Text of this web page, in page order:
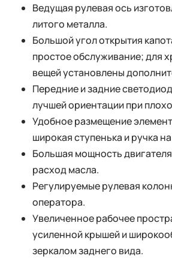
Ведущая рулевая ось
литого металла.
Большой угол открытия
простое обслуживание; для
вещей установлены
Передние и задние
лучшей ориентации при
Удобное размещение
широкая ступенька и ручка
Большая мощность
расход масла.
Регулируемые рулевая
оператора.
Увеличенное рабочее
усиленной крышей и
зеркалом заднего вида.